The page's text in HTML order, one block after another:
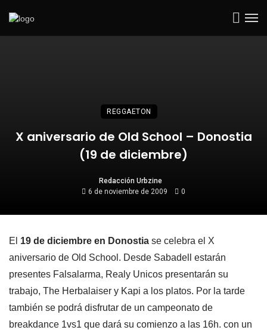
REGGAETON
X aniversario de Old School – Donostia
(19 de diciembre)
Redacción Urbzine
6 de noviembre de 2009
0
El 19 de diciembre en Donostia se celebra el X
aniversario de Old School. Desde Sabadell estarán
presentes Falsalarma, Realy Unicos presentarán su
trabajo, The Herbalaiser y Kapi a los platos. Por la tarde
también se podrá disfrutar de un campeonato de
breakdance 1vs1 que dará su comienzo a las 16h. con un